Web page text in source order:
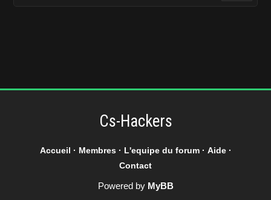
Cs-Hackers
Accueil · Membres· L'equipe du forum· Aide·
Contact
Powered by MyBB